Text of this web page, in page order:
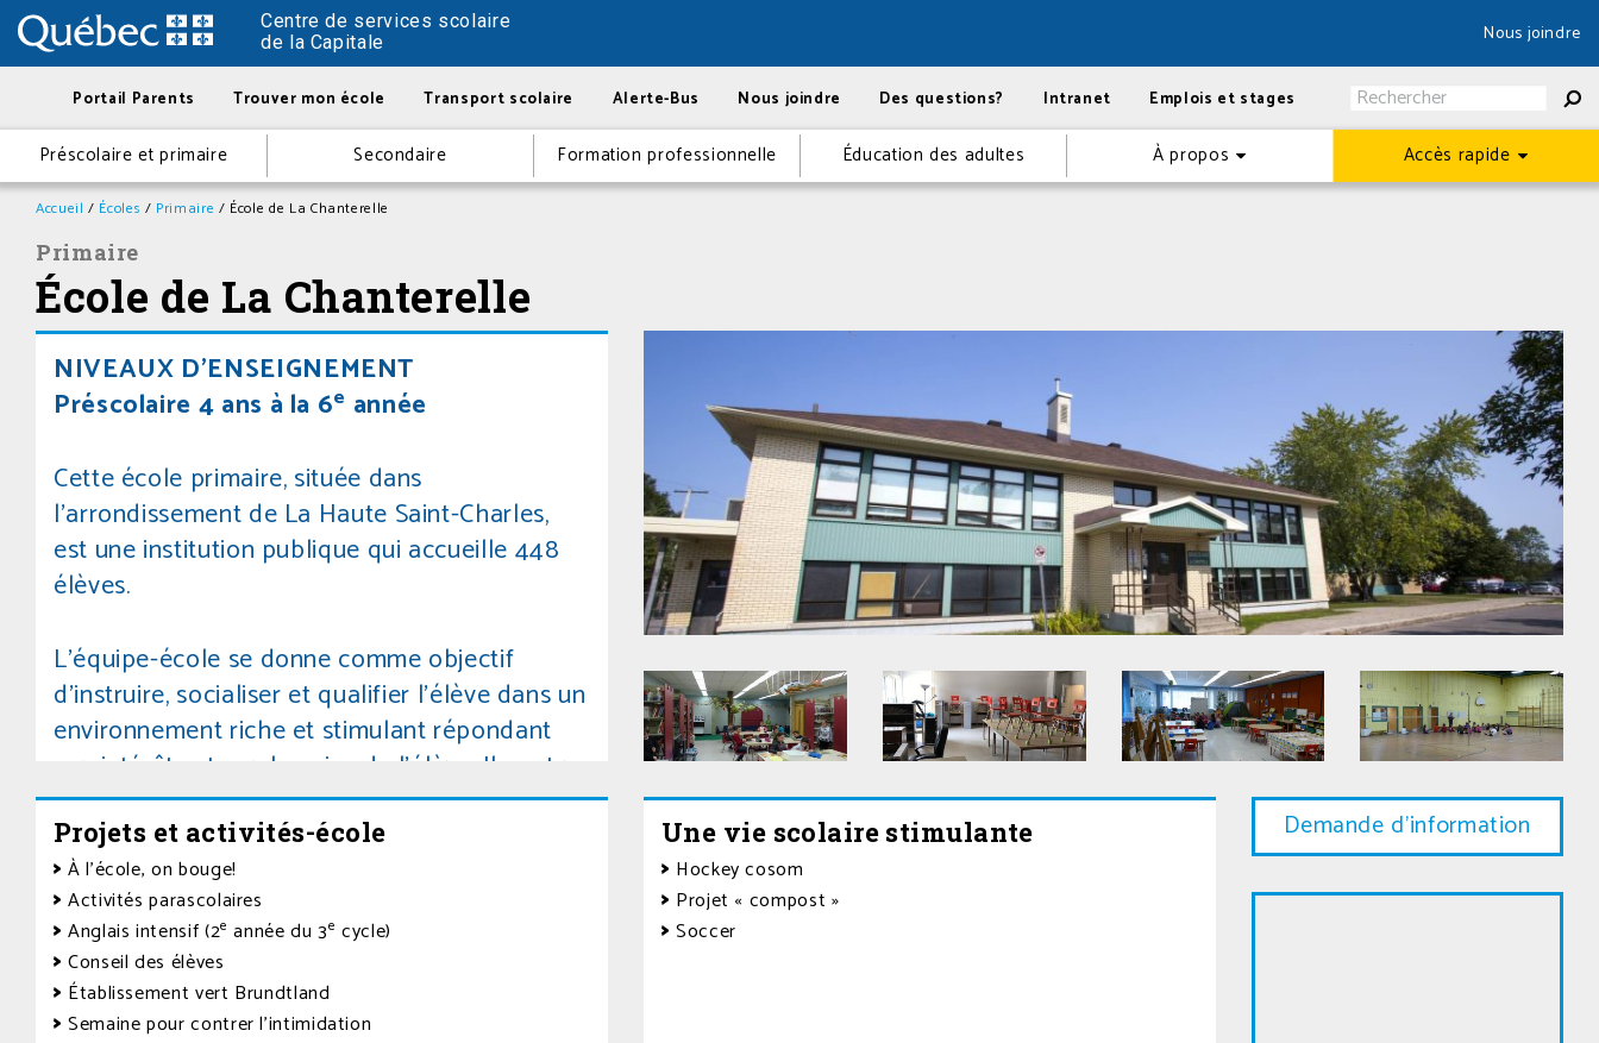
Centre de services scolaire
de la Capitale
Nous joindre
Portail Parents Trouver mon école Transport scolaire Alerte-Bus Nous joindre Des questions? Intranet Emplois et stages
Préscolaire et primaire Secondaire Formation professionnelle Éducation des adultes À propos Accès rapide
Accueil / Écoles / Primaire / École de La Chanterelle
Primaire
École de La Chanterelle
NIVEAUX D’ENSEIGNEMENT
Préscolaire 4 ans à la 6e année
Cette école primaire, située dans
l’arrondissement de La Haute Saint-Charles,
est une institution publique qui accueille 448
élèves.
L’équipe-école se donne comme objectif
d’instruire, socialiser et qualifier l’élève dans un
environnement riche et stimulant répondant
aux intérêts et aux besoins de l’élève. Il peut y
développer sa créativité, son autonomie et
réaliser une foule de projets qui lui feront
découvrir ses goûts et ses talents.
Projets et activités-école
À l’école, on bouge!
Activités parascolaires
Anglais intensif (2e année du 3e cycle)
Conseil des élèves
Établissement vert Brundtland
Semaine pour contrer l’intimidation
Une vie scolaire stimulante
Hockey cosom
Projet « compost »
Soccer
Demande d'information